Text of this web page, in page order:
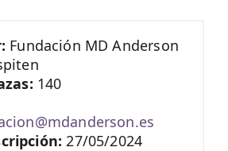
Fundación MD Anderson
140
27/05/2024